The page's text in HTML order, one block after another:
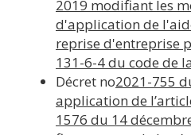
2019 modifiant les
d'application de
reprise d'entreprise
131-6-4 du code de
Décret no2021-755
application de
1576 du 14